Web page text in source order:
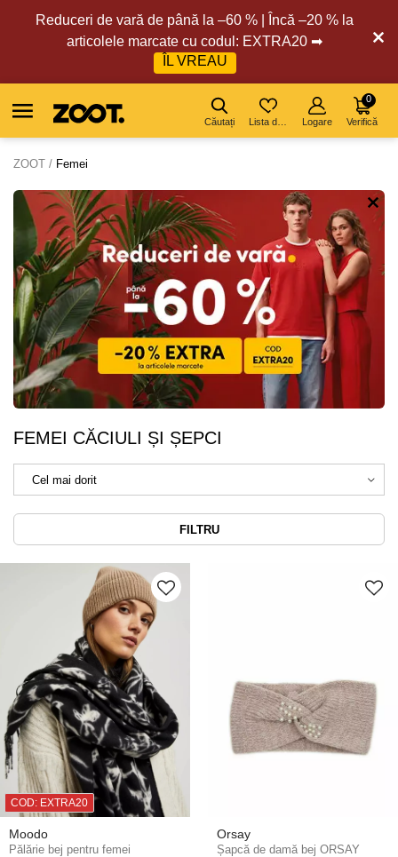
Reduceri de vară de până la –60 % | Încă –20 % la
articolele marcate cu codul: EXTRA20 ➡
ÎL VREAU
Căutați Logare Verifică
0
ZOOT Femei
FEMEI CĂCIULI ȘI ȘEPCI
FILTRU
COD: EXTRA20
Moodo
Pălărie bej pentru femei
Orsay
Șapcă de damă bej ORSAY